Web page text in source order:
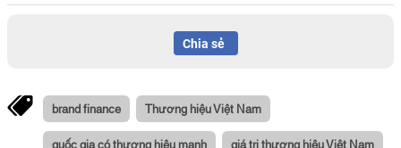
Chia sẻ
brand finance Thương hiệu Việt Nam
quốc gia có thương hiệu mạnh giá trị thương hiệu Việt Nam